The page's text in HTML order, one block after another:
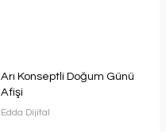
Arı Konseptli Doğum Günü
Afişi
Edda Dijital